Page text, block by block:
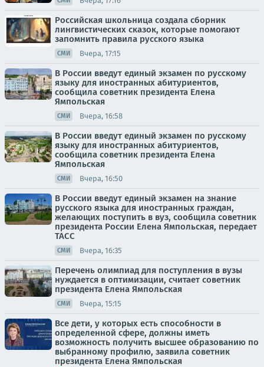
Российская школьница создала сборник
лингвистических сказок, которые помогают
запомнить правила русского языка
СМИ Вчера, 17:15
В России введут единый экзамен по русскому
языку для иностранных абитуриентов,
сообщила советник президента Елена
Ямпольская
СМИ Вчера, 16:58
В России введут единый экзамен по русскому
языку для иностранных абитуриентов,
сообщила советник президента Елена
Ямпольская
СМИ Вчера, 16:50
В России введут единый экзамен на знание
русского языка для иностранных граждан,
желающих поступить в вуз, сообщила советник
президента России Елена Ямпольская, передает
ТАСС
СМИ Вчера, 16:35
Перечень олимпиад для поступления в вузы
нуждается в оптимизации, считает советник
президента Елена Ямпольская
СМИ Вчера, 15:15
Все дети, у которых есть способности в
определенной сфере, должны иметь
возможность получить высшее образованию по
выбранному профилю, заявила советник
президента Елена Ямпольская